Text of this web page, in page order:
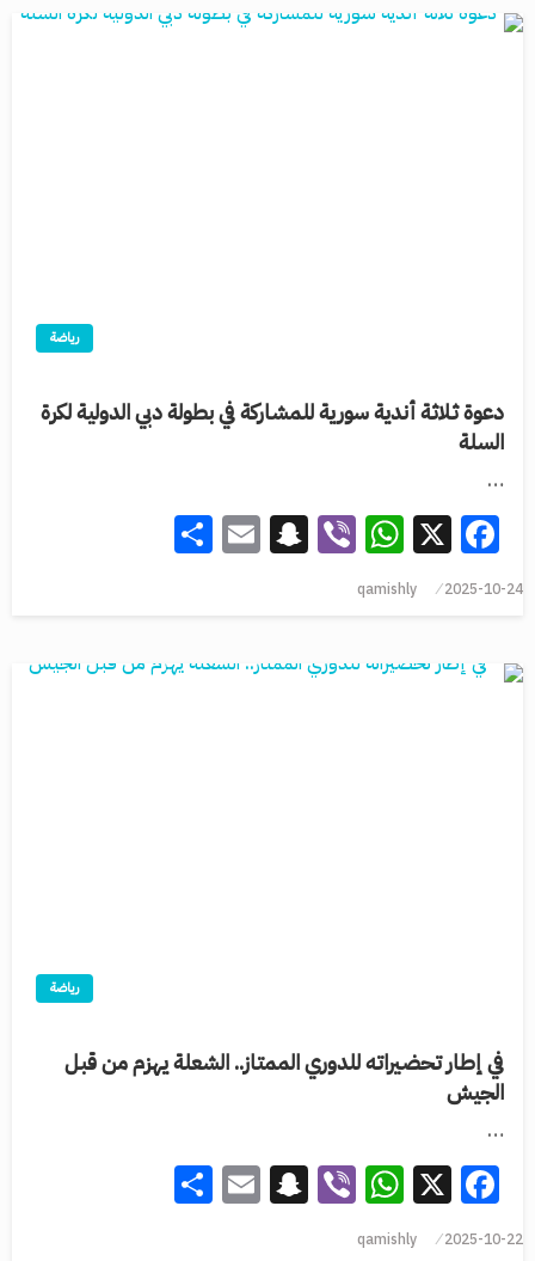
رياضة
دعوة ثلاثة أندية سورية للمشاركة في بطولة دبي الدولية لكرة
السلة
…
Facebook
X
WhatsApp
Viber
Snapchat
Email
2025-10-24
qamishly
رياضة
في إطار تحضيراته للدوري الممتاز.. الشعلة يهزم من قبل
الجيش
…
Facebook
X
WhatsApp
Viber
Snapchat
Email
2025-10-22
qamishly